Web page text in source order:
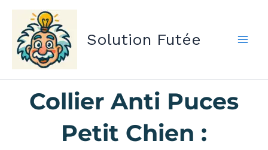
Aller
contenu
Solution Futée
Collier Anti Puces
Petit Chien :